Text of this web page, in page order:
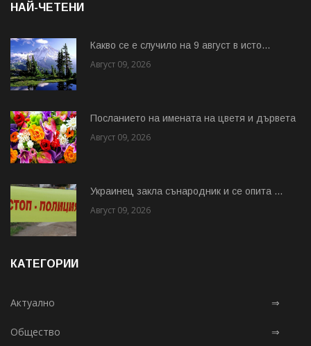
НАЙ-ЧЕТЕНИ
Какво се е случило на 9 август в исто...
Август 09, 2026
Посланието на имената на цветя и дървета
Август 09, 2026
Украинец закла сънародник и се опита ...
Август 09, 2026
КАТЕГОРИИ
Актуално ⇒
Общество ⇒